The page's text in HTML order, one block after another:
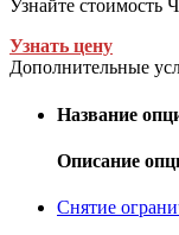
Узнайте стоимость
Узнать цену
Дополнительные
Название
Описание
Снятие